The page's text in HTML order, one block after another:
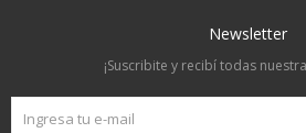
Newsletter
¡Suscribite y recibí todas